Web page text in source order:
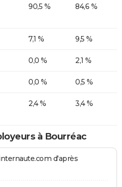
90,5 % 84,6 %
7,1 % 9,5 %
0,0 % 2,1 %
0,0 % 0,5 %
2,4 % 3,4 %
à Bourréac
d'après